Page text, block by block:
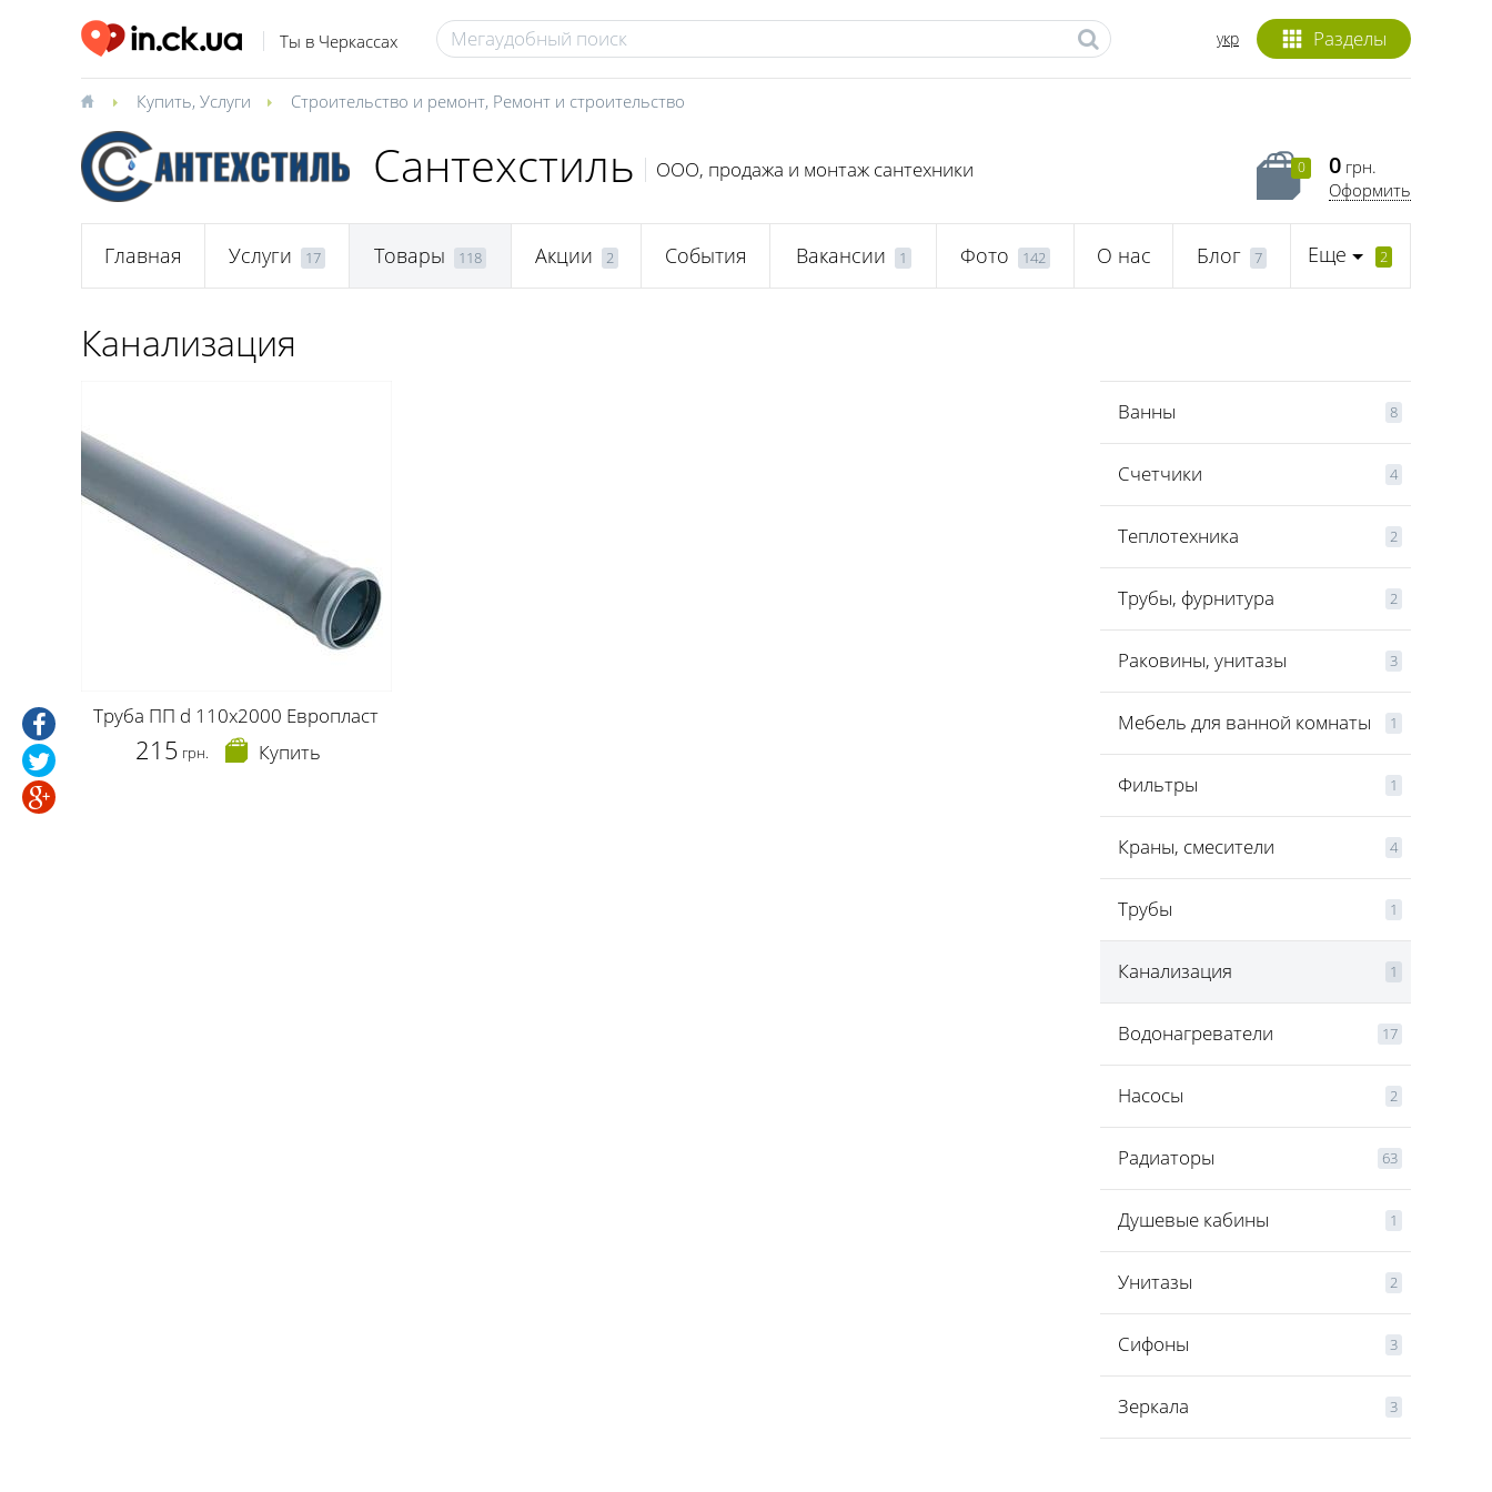
Ты в Черкассах Разделы
укр
Купить, Услуги Строительство и ремонт, Ремонт и строительство
Сантехстиль ООО, продажа и монтаж сантехники 0 0 грн.
Оформить
Главная Услуги 17 Товары 118 Акции 2 События Вакансии 1 Фото 142 О нас Блог 7 Еще 2
Канализация
Труба ПП d 110x2000 Европласт
215 грн. Купить
Ванны 8
Счетчики 4
Теплотехника 2
Трубы, фурнитура 2
Раковины, унитазы 3
Мебель для ванной комнаты 1
Фильтры 1
Краны, смесители 4
Трубы 1
Канализация 1
Водонагреватели 17
Насосы 2
Радиаторы 63
Душевые кабины 1
Унитазы 2
Сифоны 3
Зеркала 3